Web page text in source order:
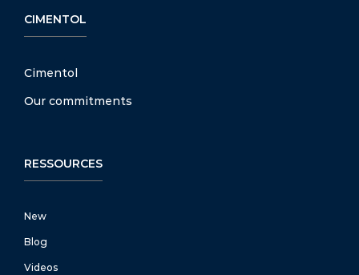
CIMENTOL
Cimentol
Our commitments
RESSOURCES
New
Blog
Videos